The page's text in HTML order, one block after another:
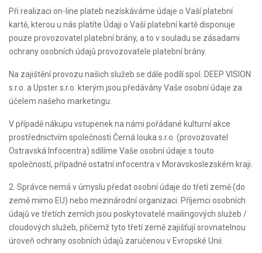
Při realizaci on-line plateb nezískáváme údaje o Vaší platební
kartě, kterou u nás platíte Údaji o Vaší platební kartě disponuje
pouze provozovatel platební brány, a to v souladu se zásadami
ochrany osobních údajů provozovatele platební brány.
Na zajištění provozu našich služeb se dále podílí spol. DEEP VISION
s.r.o. a Upster s.r.o. kterým jsou předávány Vaše osobní údaje za
účelem našeho marketingu.
V případě nákupu vstupenek na námi pořádané kulturní akce
prostřednictvím společnosti Černá louka s.r.o. (provozovatel
Ostravská Infocentra) sdílíme Vaše osobní údaje s touto
společností, případně ostatní infocentra v Moravskoslezském kraji.
2. Správce nemá v úmyslu předat osobní údaje do třetí země (do
země mimo EU) nebo mezinárodní organizaci. Příjemci osobních
údajů ve třetích zemích jsou poskytovatelé mailingových služeb /
cloudových služeb, přičemž tyto třetí země zajišťují srovnatelnou
úroveň ochrany osobních údajů zaručenou v Evropské Unii.